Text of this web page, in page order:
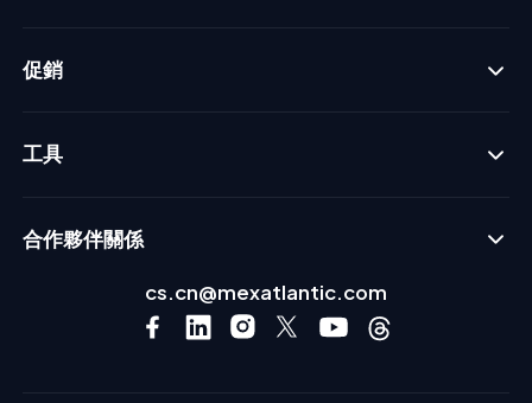
促銷
工具
合作夥伴關係
cs.cn@mexatlantic.com